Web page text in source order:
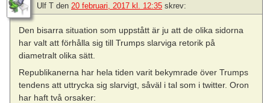
Ulf T den 20 februari, 2017 kl. 12:35 skrev:
Den bisarra situation som uppstått är ju att de olika sidorna
har valt att förhålla sig till Trumps slarviga retorik på
diametralt olika sätt.
Republikanerna har hela tiden varit bekymrade över Trumps
tendens att uttrycka sig slarvigt, såväl i tal som i twitter. Oron
har haft två orsaker: